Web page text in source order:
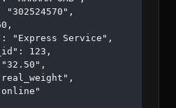
"302524570",
"Express Service",
123,